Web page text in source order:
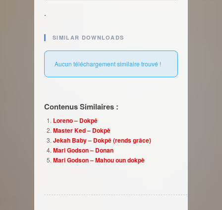
.
SIMILAR DOWNLOADS
Aucun téléchargement similaire trouvé !
Contenus Similaires :
Loreno – Dokpê
Master Ked – Dokpè
Jekah Baby – Dokpê (rends grâce)
Mari Godson – Donan
Mari Godson – Mahou oun dokpè